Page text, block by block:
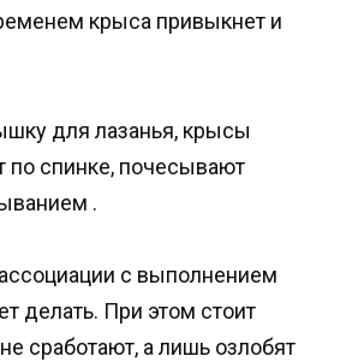
крыса привыкнет и
для лазанья, крысы
по спинке, почесывают
.
с выполнением
делать. При этом стоит
сработают, а лишь озлобят